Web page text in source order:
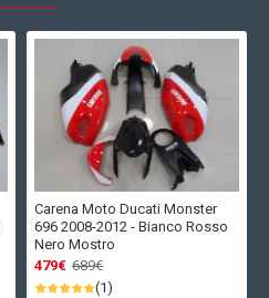
Carena Moto Ducati Monster
696 2008-2012 - Bianco Rosso
Nero Mostro
479€ 689€
(1)